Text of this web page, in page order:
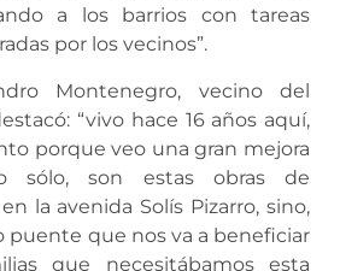
a los barrios con tareas
por los vecinos”.
Montenegro, vecino del
“vivo hace 16 años aquí,
porque veo una gran mejora
sólo, son estas obras de
la avenida Solís Pizarro, sino,
puente que nos va a beneficiar
que necesitábamos esta